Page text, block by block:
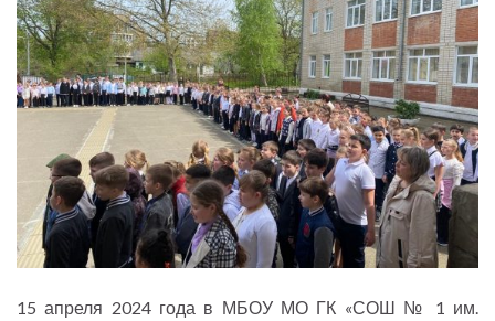
15 апреля 2024 года в МБОУ МО ГК «СОШ № 1 им.